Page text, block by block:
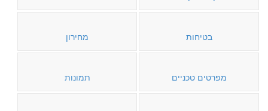
בטיחות מחירון
מפרטים טכניים תמונות